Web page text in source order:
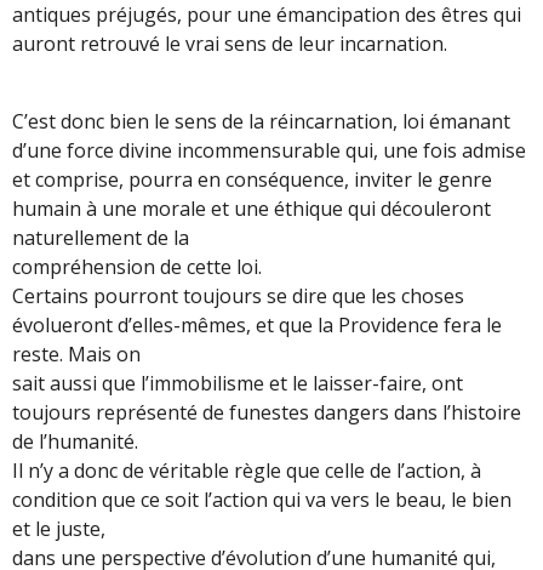
antiques préjugés, pour une émancipation des êtres qui
auront retrouvé le vrai sens de leur incarnation.
C’est donc bien le sens de la réincarnation, loi émanant
d’une force divine incommensurable qui, une fois admise
et comprise, pourra en conséquence, inviter le genre
humain à une morale et une éthique qui découleront
naturellement de la
compréhension de cette loi.
Certains pourront toujours se dire que les choses
évolueront d’elles-mêmes, et que la Providence fera le
reste. Mais on
sait aussi que l’immobilisme et le laisser-faire, ont
toujours représenté de funestes dangers dans l’histoire
de l’humanité.
Il n’y a donc de véritable règle que celle de l’action, à
condition que ce soit l’action qui va vers le beau, le bien
et le juste,
dans une perspective d’évolution d’une humanité qui,